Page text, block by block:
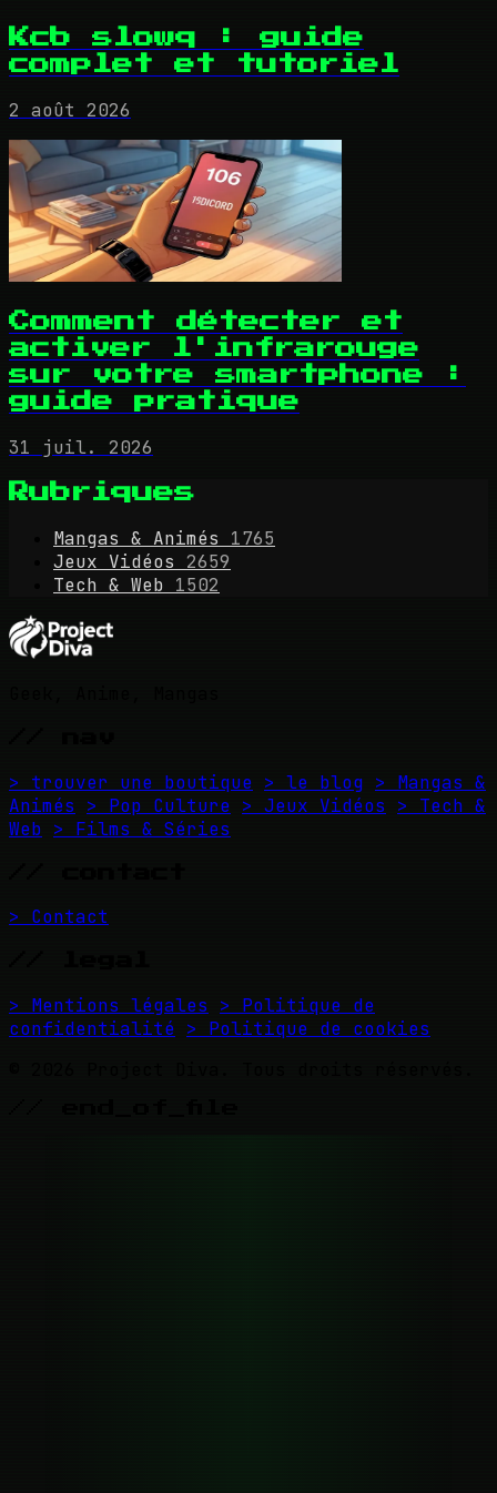
Kcb slowq : guide
complet et tutoriel
2 août 2026
Comment détecter et
activer l'infrarouge
sur votre smartphone :
guide pratique
31 juil. 2026
Rubriques
Mangas & Animés
1765
Jeux Vidéos
2659
Tech & Web 1502
> trouver une boutique > le blog > Mangas &
Animés
> Pop Culture > Jeux Vidéos
> Tech &
Web > Films & Séries
> Contact
> Mentions légales
> Politique de
confidentialité > Politique de cookies